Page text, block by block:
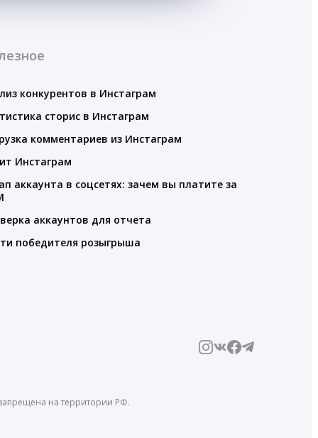
конкурентов в Инстаграм
сторис в Инстаграм
комментариев из Инстаграм
Инстаграм
аккаунта в соцсетях: зачем вы платите за
аккаунтов для отчета
победителя розыгрыша
на территории РФ.